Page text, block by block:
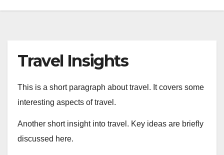
Travel Insights
This is a short paragraph about travel. It covers some
interesting aspects of travel.
Another short insight into travel. Key ideas are briefly
discussed here.